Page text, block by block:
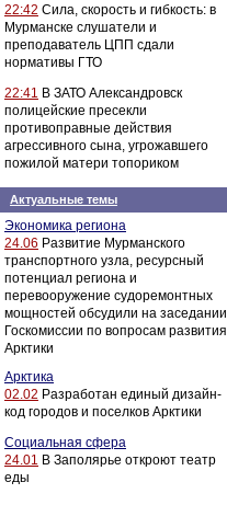
22:42 Сила, скорость и гибкость: в
Мурманске слушатели и
преподаватель ЦПП сдали
нормативы ГТО
22:41 В ЗАТО Александровск
полицейские пресекли
противоправные действия
агрессивного сына, угрожавшего
пожилой матери топориком
Актуальные темы
Экономика региона
24.06 Развитие Мурманского
транспортного узла, ресурсный
потенциал региона и
перевооружение судоремонтных
мощностей обсудили на заседании
Госкомиссии по вопросам развития
Арктики
Арктика
02.02 Разработан единый дизайн-
код городов и поселков Арктики
Социальная сфера
24.01 В Заполярье откроют театр
еды